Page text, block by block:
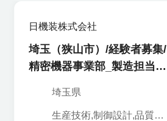
日機装株式会社
埼玉（狭山市）/経験者募集/
精密機器事業部_製造担当
ム）_103544
埼玉県
生産技術,制御設計,品質管